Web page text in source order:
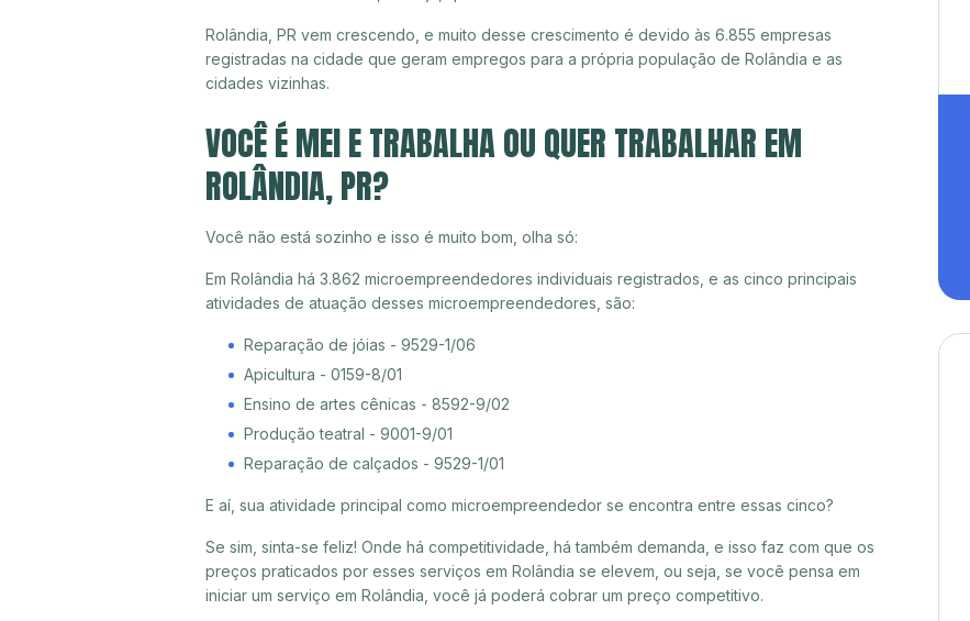
Rolândia, PR vem crescendo, e muito desse crescimento é devido às 6.855 empresas
registradas na cidade que geram empregos para a própria população de Rolândia e as
cidades vizinhas.
VOCÊ É MEI E TRABALHA OU QUER TRABALHAR EM
ROLÂNDIA, PR?
Você não está sozinho e isso é muito bom, olha só:
Em Rolândia há 3.862 microempreendedores individuais registrados, e as cinco principais
atividades de atuação desses microempreendedores, são:
Reparação de jóias - 9529-1/06
Apicultura - 0159-8/01
Ensino de artes cênicas - 8592-9/02
Produção teatral - 9001-9/01
Reparação de calçados - 9529-1/01
E aí, sua atividade principal como microempreendedor se encontra entre essas cinco?
Se sim, sinta-se feliz! Onde há competitividade, há também demanda, e isso faz com que os
preços praticados por esses serviços em Rolândia se elevem, ou seja, se você pensa em
iniciar um serviço em Rolândia, você já poderá cobrar um preço competitivo.